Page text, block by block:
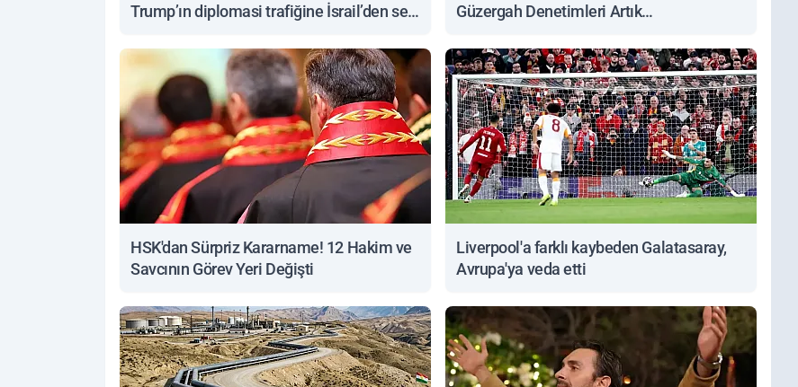
Trump’ın diplomasi trafiğine İsrail’den sert
Güzergah Denetimleri Artık
HSK'dan Sürpriz Kararname! 12 Hakim ve
Savcının Görev Yeri Değişti
Liverpool'a farklı kaybeden Galatasaray,
Avrupa'ya veda etti